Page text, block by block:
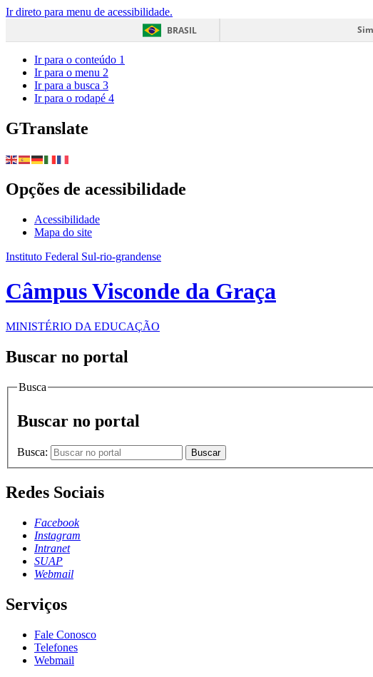
Ir direto para menu de acessibilidade.
BRASIL
Ir para o conteúdo 1
Ir para o menu 2
Ir para a busca 3
Ir para o rodapé 4
GTranslate
Opções de acessibilidade
Acessibilidade
Mapa do site
Instituto Federal Sul-rio-grandense
Câmpus Visconde da Graça
MINISTÉRIO DA EDUCAÇÃO
Buscar no portal
Busca
Buscar no portal
Busca: Buscar
Redes Sociais
Facebook
Instagram
Intranet
SUAP
Webmail
Serviços
Fale Conosco
Telefones
Webmail